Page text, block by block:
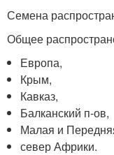
Семена
Общее
Европа,
Крым,
Кавказ,
Балканский п-ов,
Малая и
север Африки.